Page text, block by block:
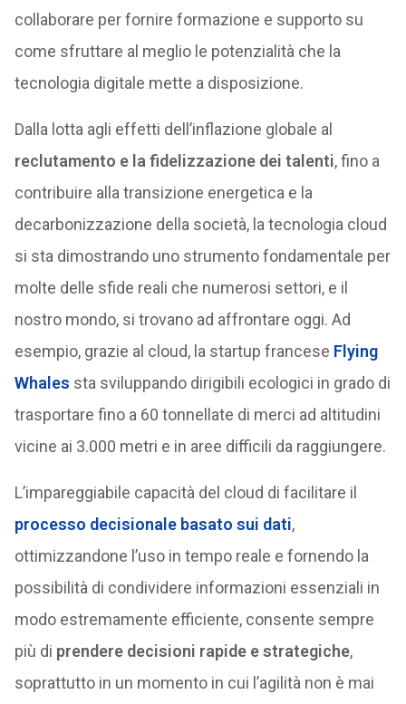
collaborare per fornire formazione e supporto su
come sfruttare al meglio le potenzialità che la
tecnologia digitale mette a disposizione.
Dalla lotta agli effetti dell’inflazione globale al
reclutamento e la fidelizzazione dei talenti, fino a
contribuire alla transizione energetica e la
decarbonizzazione della società, la tecnologia cloud
si sta dimostrando uno strumento fondamentale per
molte delle sfide reali che numerosi settori, e il
nostro mondo, si trovano ad affrontare oggi. Ad
esempio, grazie al cloud, la startup francese Flying
Whales sta sviluppando dirigibili ecologici in grado di
trasportare fino a 60 tonnellate di merci ad altitudini
vicine ai 3.000 metri e in aree difficili da raggiungere.
L’impareggiabile capacità del cloud di facilitare il
processo decisionale basato sui dati,
ottimizzandone l’uso in tempo reale e fornendo la
possibilità di condividere informazioni essenziali in
modo estremamente efficiente, consente sempre
più di prendere decisioni rapide e strategiche,
soprattutto in un momento in cui l’agilità non è mai